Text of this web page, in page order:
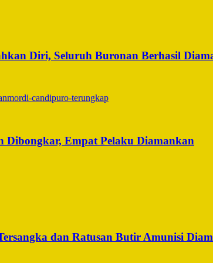
Diri, Seluruh Buronan Berhasil
Dibongkar, Empat Pelaku Diamankan
dan Ratusan Butir Amunisi